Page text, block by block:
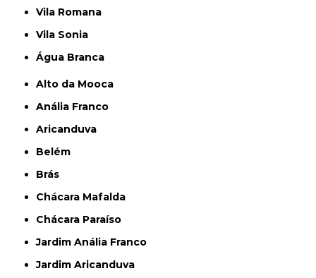
Vila Romana
Vila Sonia
Água Branca
Alto da Mooca
Anália Franco
Aricanduva
Belém
Brás
Chácara Mafalda
Chácara Paraíso
Jardim Anália Franco
Jardim Aricanduva